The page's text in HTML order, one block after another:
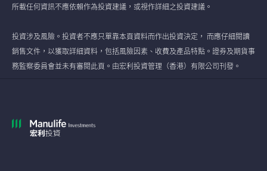
所載任何資訊不應依賴作為投資建議，或視作詳細之投資建議。
投資涉及風險。投資者不應只單靠本頁資料而作出投資決定， 而應仔細閱讀
銷售文件，以獲取詳細資料，包括風險因素、收費及產品特點。證券及期貨事
務監察委員會並未有審閱此頁。由宏利投資管理（香港）有限公司刊發。